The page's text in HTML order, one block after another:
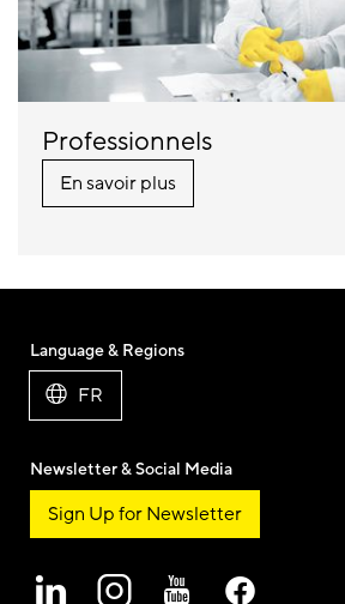
Professionnels
En savoir plus
Language & Regions
FR
Newsletter & Social Media
Sign Up for Newsletter